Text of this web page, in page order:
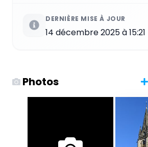
DERNIÈRE MISE À JOUR
14 décembre 2025 à 15:21
Photos